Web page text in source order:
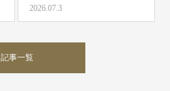
焼きコース4種が登…
2026.07.3
記事一覧